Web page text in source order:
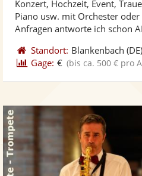
Konzert, Hochzeit, Event,
Piano usw. mit Orchester
Anfragen antworte ich schon
Standort: Blankenbach (DE)
Gage: € (bis ca. 500 € pro